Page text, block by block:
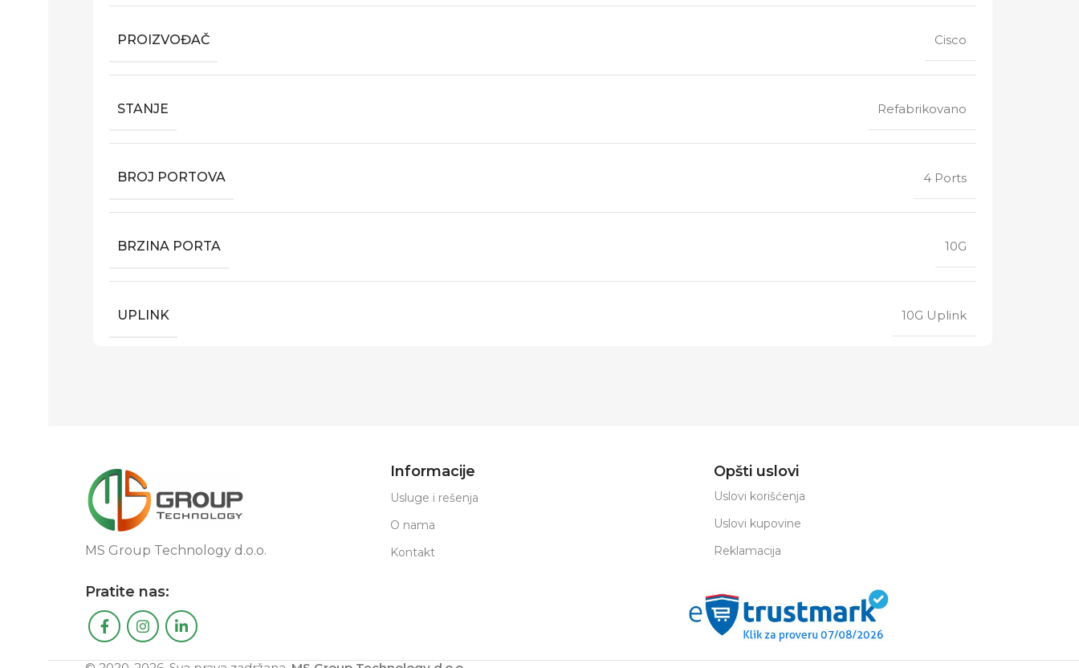
PROIZVOĐAČ Cisco
STANJE Refabrikovano
BROJ PORTOVA 4 Ports
BRZINA PORTA 10G
UPLINK 10G Uplink
MS Group Technology d.o.o.
Informacije
Usluge i rešenja
O nama
Kontakt
Opšti uslovi
Uslovi korišćenja
Uslovi kupovine
Reklamacija
Pratite nas: